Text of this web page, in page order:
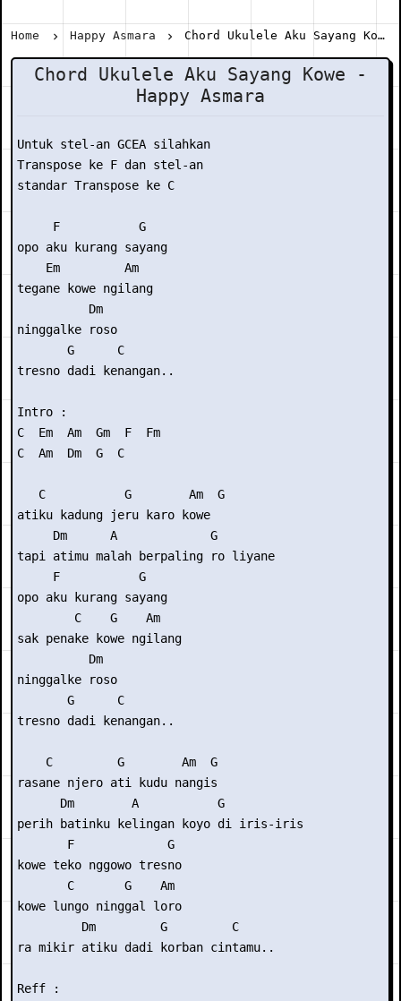
Home Happy Asmara Chord Ukulele Aku Sayang Kowe - Happy Asmara
Chord Ukulele Aku Sayang Kowe -
Happy Asmara
Untuk stel-an GCEA silahkan
Transpose ke F dan stel-an
standar Transpose ke C
     F           G
opo aku kurang sayang
    Em         Am
tegane kowe ngilang
          Dm
ninggalke roso
       G      C
tresno dadi kenangan..
Intro :
C  Em  Am  Gm  F  Fm
C  Am  Dm  G  C
   C           G        Am  G
atiku kadung jeru karo kowe
     Dm      A             G
tapi atimu malah berpaling ro liyane
     F           G
opo aku kurang sayang
        C    G    Am
sak penake kowe ngilang
          Dm
ninggalke roso
       G      C
tresno dadi kenangan..
    C         G        Am  G
rasane njero ati kudu nangis
      Dm        A           G
perih batinku kelingan koyo di iris-iris
       F             G
kowe teko nggowo tresno
       C       G    Am
kowe lungo ninggal loro
         Dm         G         C
ra mikir atiku dadi korban cintamu..
Reff :